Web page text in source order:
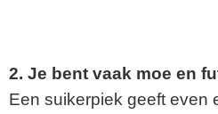
2. Je bent vaak moe en
Een suikerpiek geeft even